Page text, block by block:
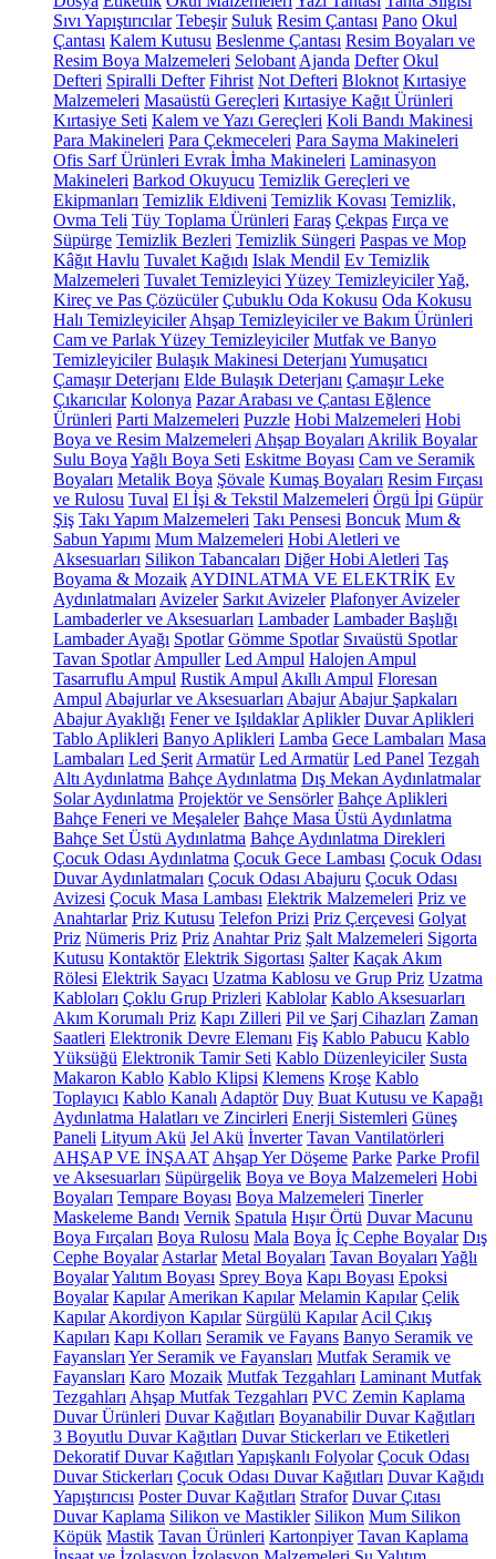
Sıvı Yapıştırıcılar Tebeşir Suluk Resim Çantası Pano Okul
Çantası Kalem Kutusu Beslenme Çantası Resim Boyaları ve
Resim Boya Malzemeleri Selobant Ajanda Defter Okul
Defteri Spiralli Defter Fihrist Not Defteri Bloknot Kırtasiye
Malzemeleri Masaüstü Gereçleri Kırtasiye Kağıt Ürünleri
Kırtasiye Seti Kalem ve Yazı Gereçleri Koli Bandı Makinesi
Para Makineleri Para Çekmeceleri Para Sayma Makineleri
Ofis Sarf Ürünleri Evrak İmha Makineleri Laminasyon
Makineleri Barkod Okuyucu Temizlik Gereçleri ve
Ekipmanları Temizlik Eldiveni Temizlik Kovası Temizlik,
Ovma Teli Tüy Toplama Ürünleri Faraş Çekpas Fırça ve
Süpürge Temizlik Bezleri Temizlik Süngeri Paspas ve Mop
Kâğıt Havlu Tuvalet Kağıdı Islak Mendil Ev Temizlik
Malzemeleri Tuvalet Temizleyici Yüzey TemizleyicilerYağ,
Kireç ve Pas Çözücüler Çubuklu Oda Kokusu Oda Kokusu
Halı Temizleyiciler Ahşap Temizleyiciler ve Bakım Ürünleri
Cam ve Parlak Yüzey Temizleyiciler Mutfak ve Banyo
Temizleyiciler Bulaşık Makinesi Deterjanı Yumuşatıcı
Çamaşır Deterjanı Elde Bulaşık Deterjanı Çamaşır Leke
Çıkarıcılar Kolonya Pazar Arabası ve Çantası Eğlence
Ürünleri Parti Malzemeleri Puzzle Hobi Malzemeleri Hobi
Boya ve Resim Malzemeleri Ahşap Boyaları Akrilik Boyalar
Sulu Boya Yağlı Boya Seti Eskitme Boyası Cam ve Seramik
Boyaları Metalik Boya Şövale Kumaş Boyaları Resim Fırçası
ve Rulosu Tuval El İşi & Tekstil Malzemeleri Örgü İpi Güpür
Şiş Takı Yapım Malzemeleri Takı Pensesi Boncuk Mum &
Sabun Yapımı Mum Malzemeleri Hobi Aletleri ve
Aksesuarları Silikon Tabancaları Diğer Hobi Aletleri Taş
Boyama & Mozaik AYDINLATMA VE ELEKTRİK Ev
Aydınlatmaları Avizeler Sarkıt Avizeler Plafonyer Avizeler
Lambaderler ve Aksesuarları Lambader Lambader Başlığı
Lambader Ayağı Spotlar Gömme Spotlar Sıvaüstü Spotlar
Tavan Spotlar Ampuller Led Ampul Halojen Ampul
Tasarruflu Ampul Rustik Ampul Akıllı Ampul Floresan
Ampul Abajurlar ve Aksesuarları Abajur Abajur Şapkaları
Abajur Ayaklığı Fener ve Işıldaklar Aplikler Duvar Aplikleri
Tablo Aplikleri Banyo Aplikleri Lamba Gece Lambaları Masa
Lambaları Led Şerit Armatür Led Armatür Led Panel Tezgah
Altı Aydınlatma Bahçe Aydınlatma Dış Mekan Aydınlatmalar
Solar Aydınlatma Projektör ve Sensörler Bahçe Aplikleri
Bahçe Feneri ve Meşaleler Bahçe Masa Üstü Aydınlatma
Bahçe Set Üstü Aydınlatma Bahçe Aydınlatma Direkleri
Çocuk Odası Aydınlatma Çocuk Gece Lambası Çocuk Odası
Duvar Aydınlatmaları Çocuk Odası Abajuru Çocuk Odası
Avizesi Çocuk Masa Lambası Elektrik Malzemeleri Priz ve
Anahtarlar Priz Kutusu Telefon Prizi Priz Çerçevesi Golyat
Priz Nümeris Priz Priz Anahtar Priz Şalt Malzemeleri Sigorta
Kutusu Kontaktör Elektrik Sigortası Şalter Kaçak Akım
Rölesi Elektrik Sayacı Uzatma Kablosu ve Grup Priz Uzatma
Kabloları Çoklu Grup Prizleri Kablolar Kablo Aksesuarları
Akım Korumalı Priz Kapı Zilleri Pil ve Şarj Cihazları Zaman
Saatleri Elektronik Devre Elemanı Fiş Kablo Pabucu Kablo
Yüksüğü Elektronik Tamir Seti Kablo Düzenleyiciler Susta
Makaron Kablo Kablo Klipsi Klemens Kroşe Kablo
Toplayıcı Kablo Kanalı Adaptör Duy Buat Kutusu ve Kapağı
Aydınlatma Halatları ve Zincirleri Enerji Sistemleri Güneş
Paneli Lityum Akü Jel Akü İnverter Tavan Vantilatörleri
AHŞAP VE İNŞAAT Ahşap Yer Döşeme Parke Parke Profil
ve Aksesuarları Süpürgelik Boya ve Boya Malzemeleri Hobi
Boyaları Tempare Boyası Boya Malzemeleri Tinerler
Maskeleme Bandı Vernik Spatula Hışır Örtü Duvar Macunu
Boya Fırçaları Boya Rulosu Mala Boya İç Cephe Boyalar Dış
Cephe Boyalar Astarlar Metal Boyaları Tavan Boyaları Yağlı
BoyalarYalıtım Boyası Sprey Boya Kapı Boyası Epoksi
Boyalar Kapılar Amerikan Kapılar Melamin Kapılar Çelik
Kapılar Akordiyon Kapılar Sürgülü Kapılar Acil Çıkış
Kapıları Kapı Kolları Seramik ve Fayans Banyo Seramik ve
Fayansları Yer Seramik ve Fayansları Mutfak Seramik ve
Fayansları Karo Mozaik Mutfak Tezgahları Laminant Mutfak
Tezgahları Ahşap Mutfak Tezgahları PVC Zemin Kaplama
Duvar Ürünleri Duvar Kağıtları Boyanabilir Duvar Kağıtları
3 Boyutlu Duvar Kağıtları Duvar Stickerları ve Etiketleri
Dekoratif Duvar Kağıtları Yapışkanlı Folyolar Çocuk Odası
Duvar Stickerları Çocuk Odası Duvar Kağıtları Duvar Kağıdı
Yapıştırıcısı Poster Duvar Kağıtları Strafor Duvar Çıtası
Duvar Kaplama Silikon ve Mastikler Silikon Mum Silikon
Köpük Mastik Tavan Ürünleri Kartonpiyer Tavan Kaplama